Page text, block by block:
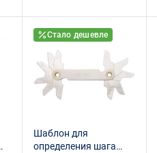
Стало дешевле
Шаблон для
определения шага